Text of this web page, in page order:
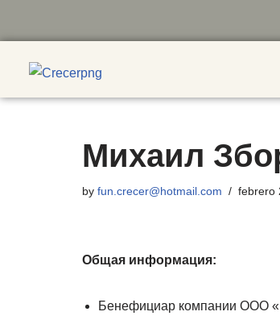
Михаил
by fun.crecer@hotmail.com febrero
Общая информация:
Бенефициар компании ООО